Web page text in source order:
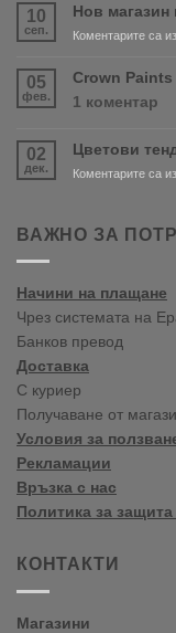
10
сеп.
Нов магазин
Коментарите са
05
фев.
Crown
1 коментар
02
дек.
Цветови
Коментарите са
ВАЖНО ЗА
Начини на плащане
Чрез системата на
Банков превод
Доставка
С куриер
Получаване от
Условия за
Рекламации
Връзка с нас
Политика за
КОНТАКТИ
Магазини